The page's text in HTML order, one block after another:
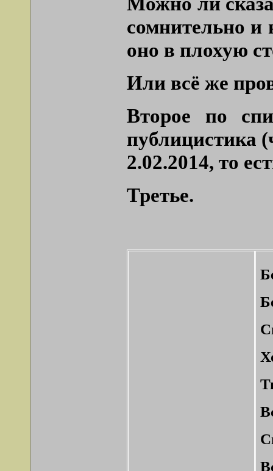
сомнительно и
оно в плохую
Или всё же
Второе по
публицистика
2.02.2014, то
Третье.